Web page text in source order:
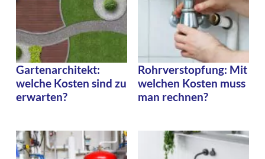
Gartenarchitekt:
welche Kosten sind zu
erwarten?
Rohrverstopfung: Mit
welchen Kosten muss
man rechnen?